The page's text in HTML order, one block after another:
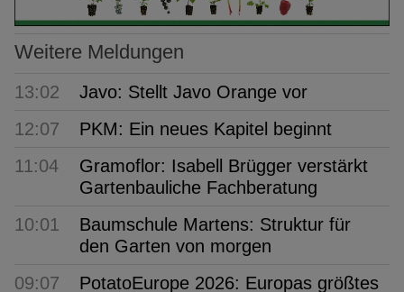
Weitere Meldungen
13:02
Javo: Stellt Javo Orange vor
12:07
PKM: Ein neues Kapitel beginnt
11:04
Gramoflor: Isabell Brügger verstärkt
Gartenbauliche Fachberatung
10:01
Baumschule Martens: Struktur für
den Garten von morgen
09:07
PotatoEurope 2026: Europas größtes